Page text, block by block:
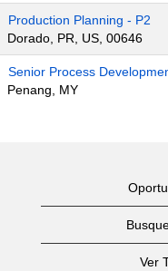
Production Planning - P2
Dorado, PR, US, 00646
Senior Process
Penang, MY
Ver